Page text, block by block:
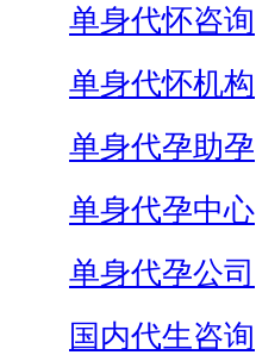
单身代怀咨询
单身代怀机构
单身代孕助孕
单身代孕中心
单身代孕公司
国内代生咨询